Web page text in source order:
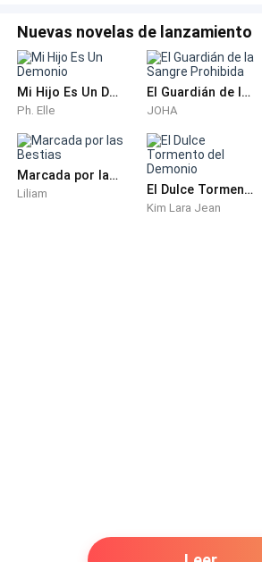
Nuevas novelas de lanzamiento
Mi Hijo Es Un Demonio
Ph. Elle
El Guardián de la Sangre Prohibida
JOHA
Marcada por las Bestias
Liliam El Dulce Tormento del Demonio
Kim Lara Jean